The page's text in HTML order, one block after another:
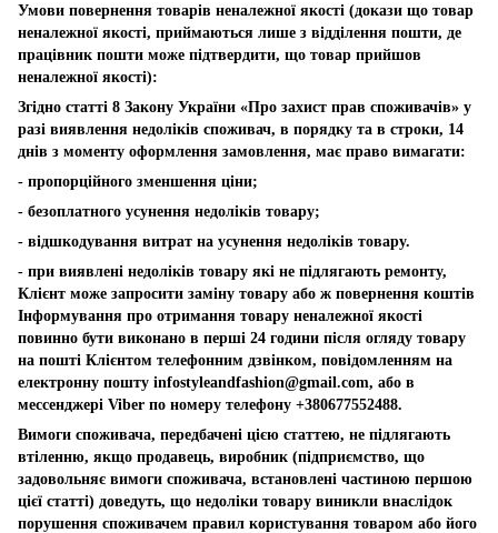
Умови повернення товарів неналежної якості (докази що товар
неналежної якості, приймаються лише з відділення пошти, де
працівник пошти може підтвердити, що товар прийшов
неналежної якості):
Згідно статті 8 Закону України «Про захист прав споживачів» у
разі виявлення недоліків споживач, в порядку та в строки, 14
днів з моменту оформлення замовлення, має право вимагати:
- пропорційного зменшення ціни;
- безоплатного усунення недоліків товару;
- відшкодування витрат на усунення недоліків товару.
- при виявлені недоліків товару які не підлягають ремонту,
Клієнт може запросити заміну товару або ж повернення коштів
Інформування про отримання товару неналежної якості
повинно бути виконано в перші 24 години після огляду товару
на пошті Клієнтом телефонним дзвінком, повідомленням на
електронну пошту infostyleandfashion@gmail.com, або в
мессенджері Viber по номеру телефону +380677552488.
Вимоги споживача, передбачені цією статтею, не підлягають
втіленню, якщо продавець, виробник (підприємство, що
задовольняє вимоги споживача, встановлені частиною першою
цієї статті) доведуть, що недоліки товару виникли внаслідок
порушення споживачем правил користування товаром або його